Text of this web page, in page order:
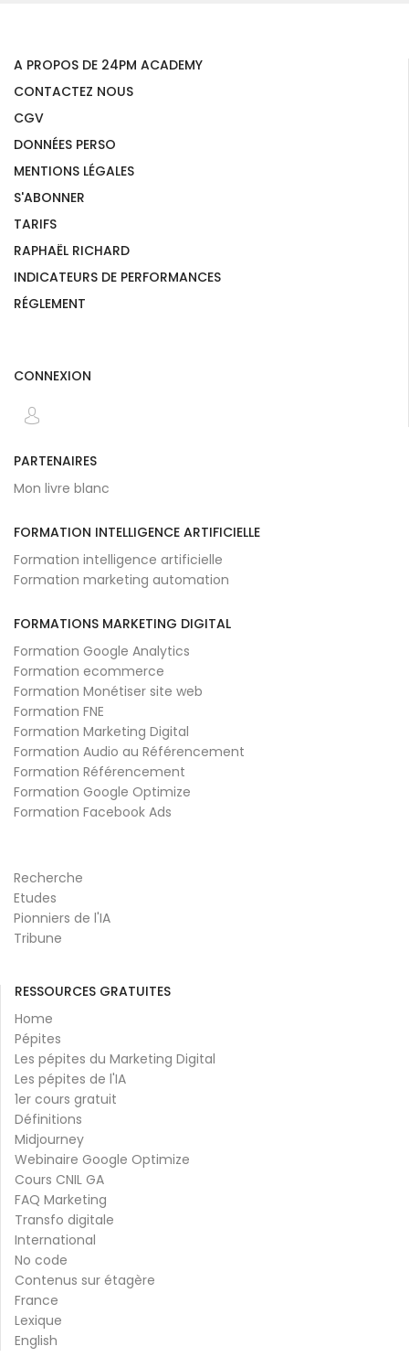
A PROPOS DE 24PM ACADEMY
CONTACTEZ NOUS
CGV
DONNÉES PERSO
MENTIONS LÉGALES
S'ABONNER
TARIFS
RAPHAËL RICHARD
INDICATEURS DE PERFORMANCES
RÉGLEMENT
CONNEXION
PARTENAIRES
Mon livre blanc
FORMATION INTELLIGENCE ARTIFICIELLE
Formation intelligence artificielle
Formation marketing automation
FORMATIONS MARKETING DIGITAL
Formation Google Analytics
Formation ecommerce
Formation Monétiser site web
Formation FNE
Formation Marketing Digital
Formation Audio au Référencement
Formation Référencement
Formation Google Optimize
Formation Facebook Ads
Recherche
Etudes
Pionniers de l'IA
Tribune
RESSOURCES GRATUITES
Home
Pépites
Les pépites du Marketing Digital
Les pépites de l'IA
1er cours gratuit
Définitions
Midjourney
Webinaire Google Optimize
Cours CNIL GA
FAQ Marketing
Transfo digitale
International
No code
Contenus sur étagère
France
Lexique
English